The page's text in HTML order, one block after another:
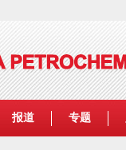
报道 专题